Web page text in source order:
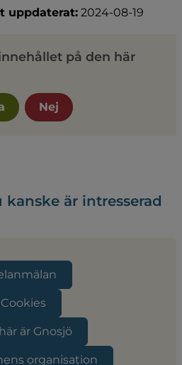
uppdaterat: 2024-08-19
på den här
Nej
är intresserad
Cookies
är Gnosjö
organisation